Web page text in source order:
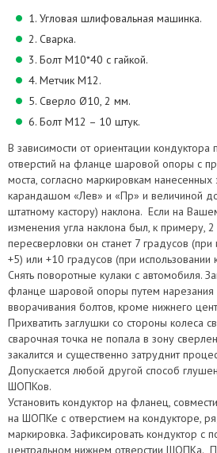
1. Угловая шлифовальная машинка.
2. Сварка.
3. Болт М10*40 с гайкой.
4. Метчик М12.
5. Сверло Ø10, 2 мм.
6. Болт М12 – 10 штук.
В зависимости от ориентации кондуктора
отверстий на фланце шаровой опоры с
моста, согласно маркировкам нанесенных
карандашом «Лев» и «Пр» и величиной
штатному кастору) наклона. Если на
изменения угла наклона был, к примеру, 2
пересверловки он станет 7 градусов (при
+5) или +10 градусов (при использовании
Снять поворотные кулаки с автомобиля.
фланце шаровой опоры путем нарезания
вворачивания болтов, кроме нижнего
Прихватить заглушки со стороны колеса
сварочная точка не попала в зону
закалится и существенно затруднит
Допускается любой другой способ
ШОПКов.
Установить кондуктор на фланец,
на ШОПКе с отверстием на кондукторе,
маркировка. Зафиксировать кондуктор с
центральном нижнем отверстии ШОПКа.